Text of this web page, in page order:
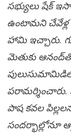
స‌భ్యులు షేక్
ఉంటామ‌ని చేవేళ్ల
హామి ఇచ్చారు.
మెతుకు
పాష క‌వ‌ల
సంద‌ర్భాల్లోనూ